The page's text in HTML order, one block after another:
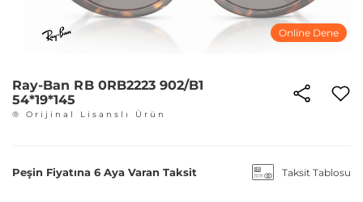
Online Dene
Ray-Ban RB 0RB2223 902/B1
54*19*145
® Orijinal Lisanslı Ürün
Peşin Fiyatına 6 Aya Varan Taksit Taksit Tablosu